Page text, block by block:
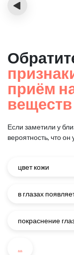
‹
приём
веществ
Если заметили у
вероятность, что
цвет кожи
в глазах
покраснение
...